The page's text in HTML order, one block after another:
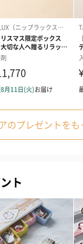
ト
すすめです。新生
。
します。
ブライダルロリポッ
タキシード（コーラ
（1,122円）
のプレゼントをも
ト